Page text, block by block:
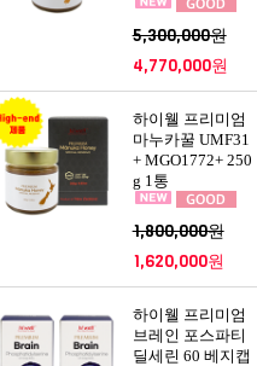
5,300,000원
4,770,000원
하이웰 프리미엄
마누카꿀 UMF31
+ MGO1772+ 250
g 1통
1,800,000원
1,620,000원
하이웰 프리미엄
브레인 포스파티
딜세린 60 베지캡